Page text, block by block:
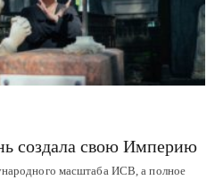
создала свою Империю
масштаба ИСВ, а полное